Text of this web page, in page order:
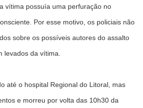
vítima possuía uma perfuração no
Por esse motivo, os policiais não
sobre os possíveis autores do assalto
levados da vítima.
até o hospital Regional do Litoral, mas
e morreu por volta das 10h30 da